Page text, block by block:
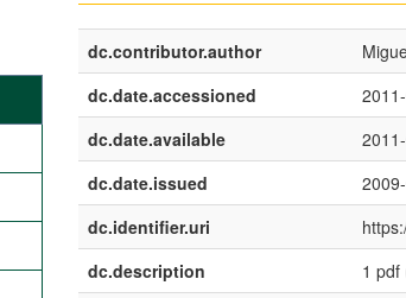
dc.contributor.author
dc.date.accessioned
dc.date.available
dc.date.issued
dc.identifier.uri
dc.description
1 pdf